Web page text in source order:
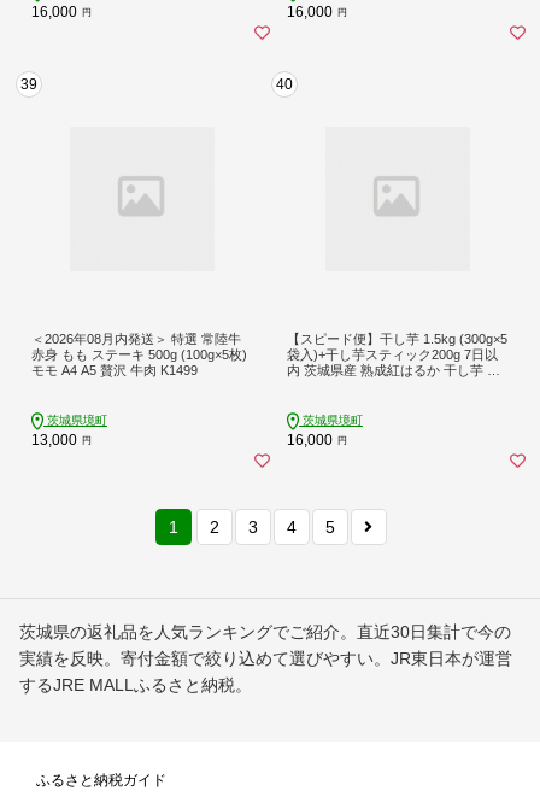
16,000 円 16,000 円
39
＜2026年08月内発送＞ 特選 常陸牛
赤身 もも ステーキ 500g (100g×5枚)
モモ A4 A5 贅沢 牛肉 K1499
茨城県境町
13,000 円
40
【スピード便】干し芋 1.5kg (300g×5
袋入)+干し芋スティック200g 7日以
内 茨城県産 熟成紅はるか 干し芋 紅
大人気 人気 K1801 【計1.7kg】
茨城県境町
16,000 円
1 2 3 4 5
茨城県の返礼品を人気ランキングでご紹介。直近30日集計で今の
実績を反映。寄付金額で絞り込めて選びやすい。JR東日本が運営
するJRE MALLふるさと納税。
ふるさと納税ガイド